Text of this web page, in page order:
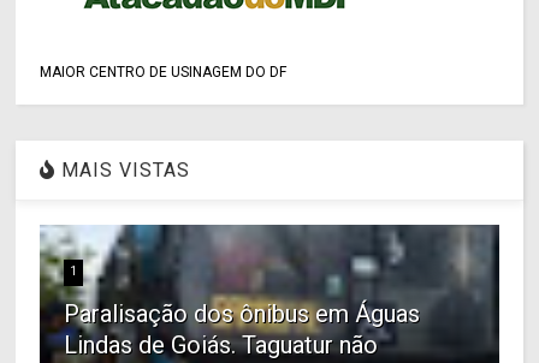
MAIOR CENTRO DE USINAGEM DO DF
MAIS VISTAS
1
Paralisação dos ônibus em Águas
Lindas de Goiás. Taguatur não